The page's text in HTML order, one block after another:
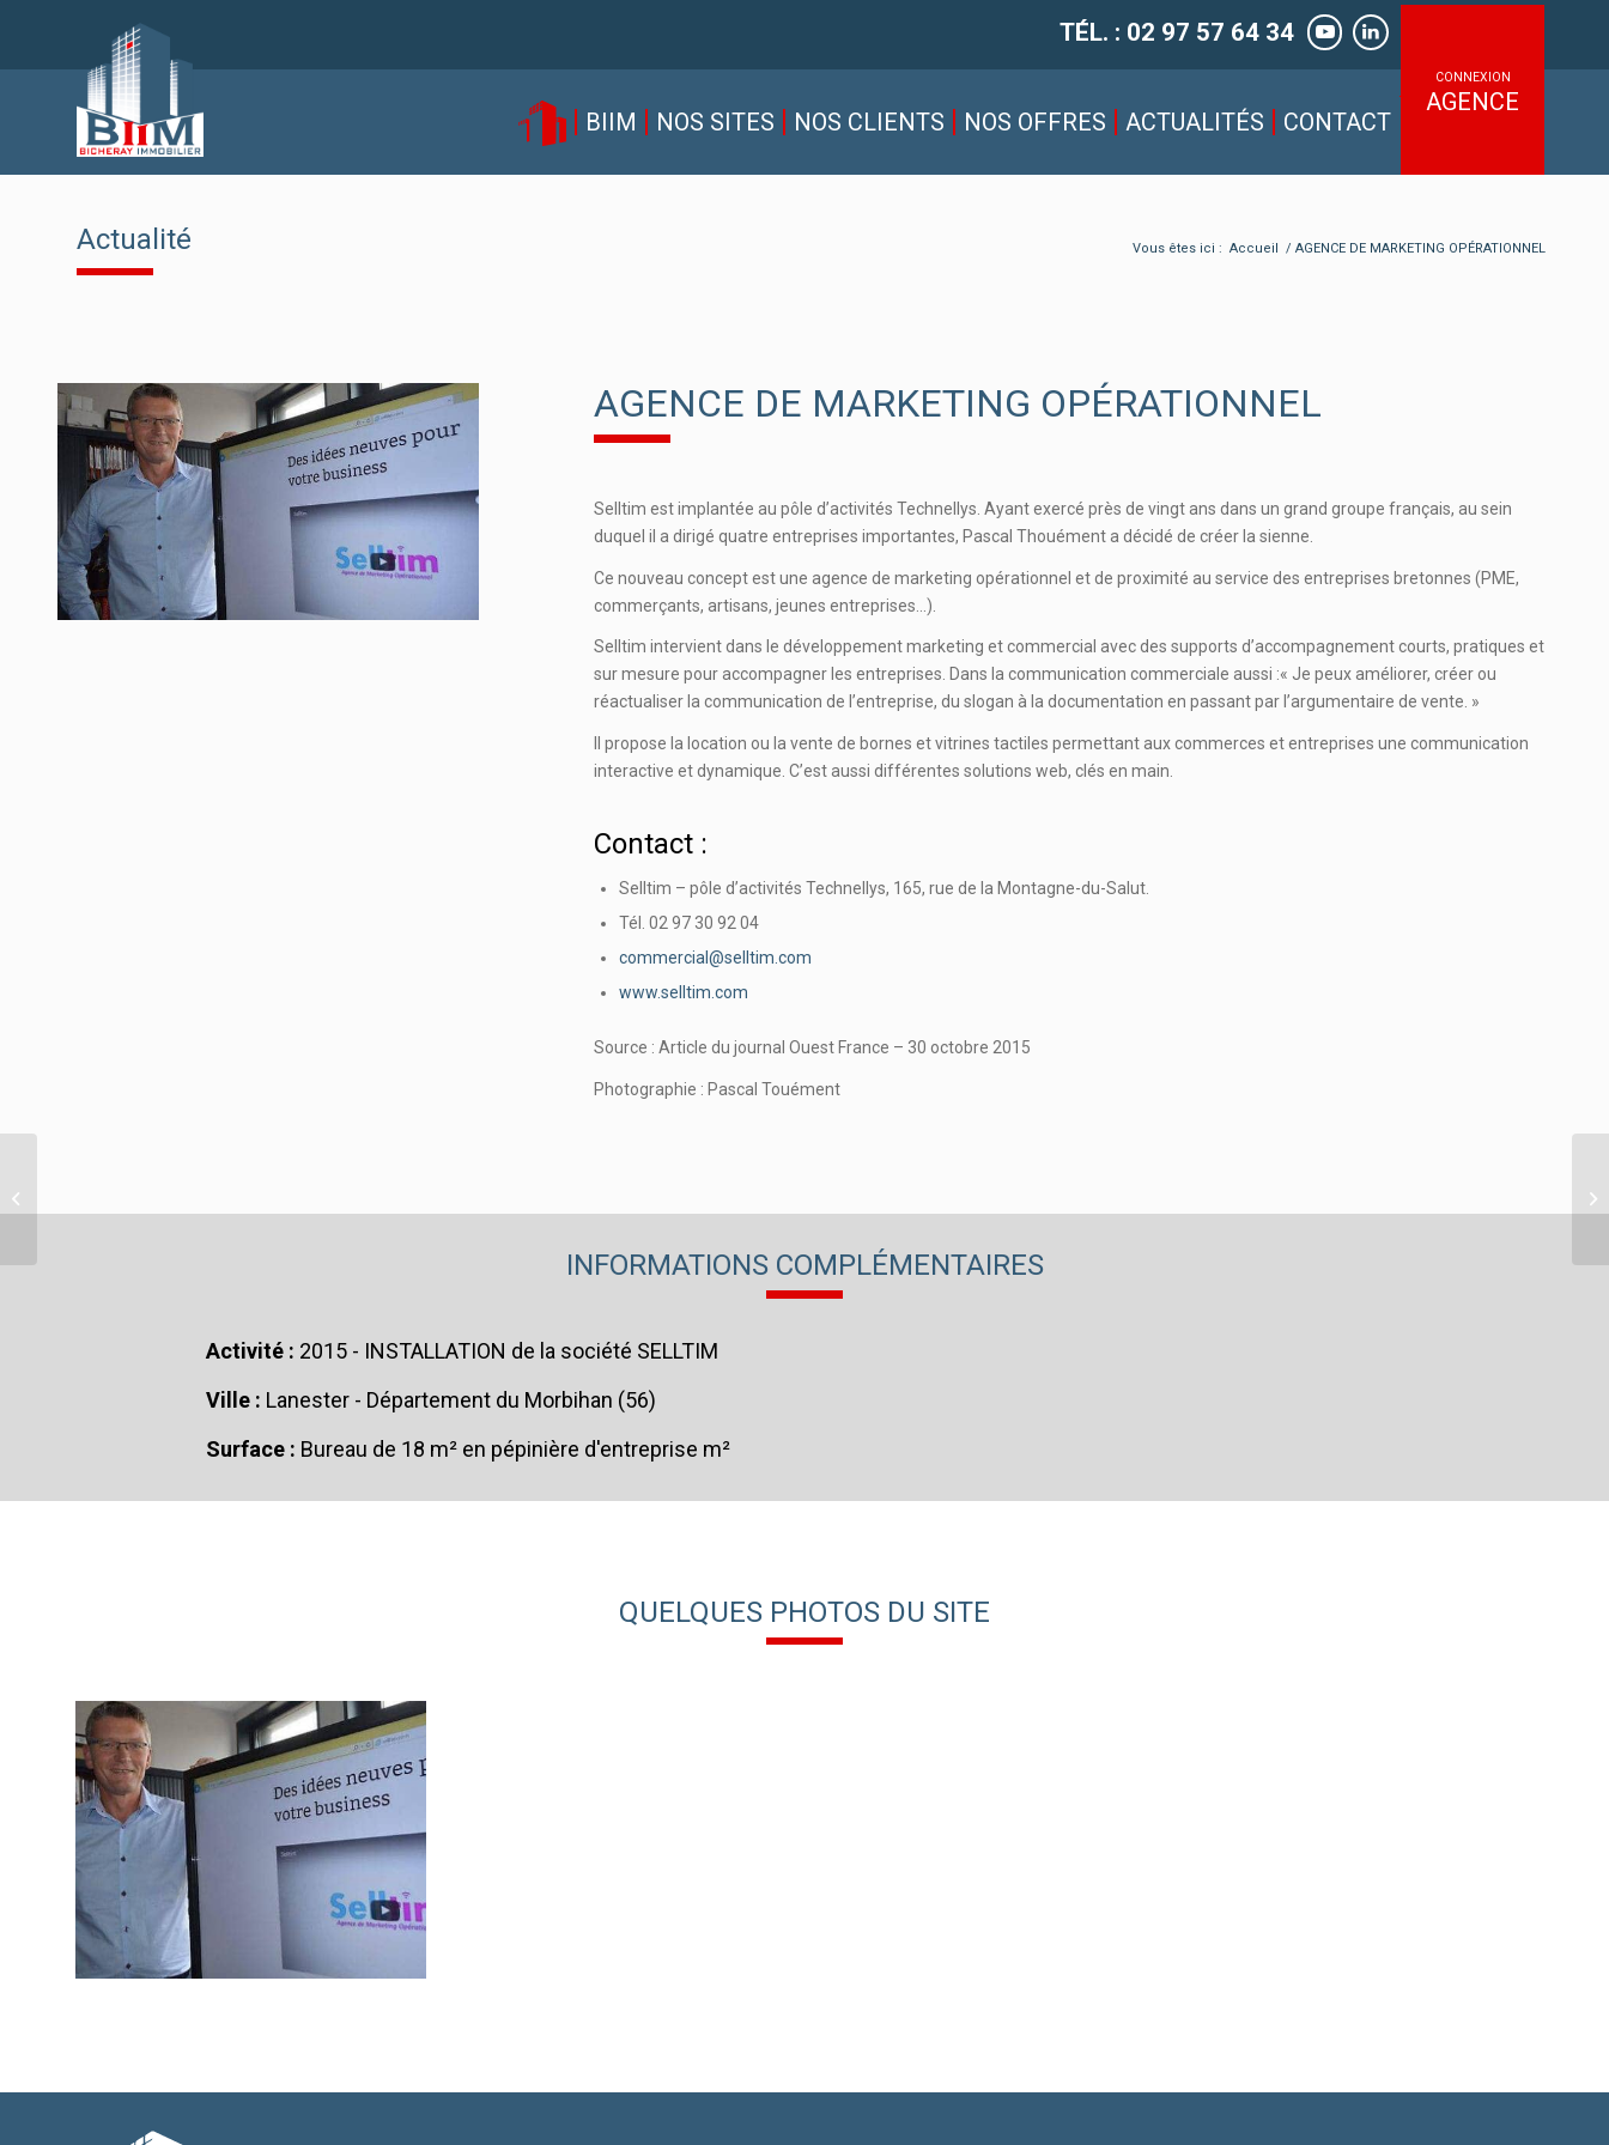
TÉL. : 02 97 57 64 34
BIIM NOS SITES NOS CLIENTS NOS OFFRES ACTUALITÉS CONTACT
CONNEXION
AGENCE
Actualité Vous êtes ici : Accueil / AGENCE DE MARKETING OPÉRATIONNEL
AGENCE DE MARKETING OPÉRATIONNEL
Selltim est implantée au pôle d’activités Technellys. Ayant exercé près de vingt ans dans un grand groupe français, au sein
duquel il a dirigé quatre entreprises importantes, Pascal Thouément a décidé de créer la sienne.
Ce nouveau concept est une agence de marketing opérationnel et de proximité au service des entreprises bretonnes (PME,
commerçants, artisans, jeunes entreprises…).
Selltim intervient dans le développement marketing et commercial avec des supports d’accompagnement courts, pratiques et
sur mesure pour accompagner les entreprises. Dans la communication commerciale aussi :« Je peux améliorer, créer ou
réactualiser la communication de l’entreprise, du slogan à la documentation en passant par l’argumentaire de vente. »
Il propose la location ou la vente de bornes et vitrines tactiles permettant aux commerces et entreprises une communication
interactive et dynamique. C’est aussi différentes solutions web, clés en main.
Contact :
Selltim – pôle d’activités Technellys, 165, rue de la Montagne-du-Salut.
Tél. 02 97 30 92 04
commercial@selltim.com
www.selltim.com
Source : Article du journal Ouest France – 30 octobre 2015
Photographie : Pascal Touément
INFORMATIONS COMPLÉMENTAIRES
Activité : 2015 - INSTALLATION de la société SELLTIM
Ville : Lanester - Département du Morbihan (56)
Surface : Bureau de 18 m² en pépinière d'entreprise m²
QUELQUES PHOTOS DU SITE
GAME À BREST